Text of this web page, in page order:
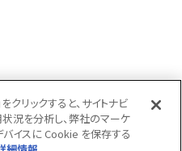
クリックすると、サイトナビ
況を分析し、弊社のマーケ
バイスに Cookie を保存する